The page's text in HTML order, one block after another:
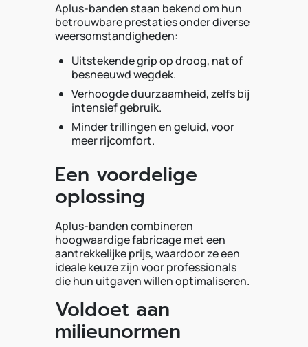
Aplus-banden staan bekend om hun
betrouwbare prestaties onder diverse
weersomstandigheden:
Uitstekende grip op droog, nat of
besneeuwd wegdek.
Verhoogde duurzaamheid, zelfs bij
intensief gebruik.
Minder trillingen en geluid, voor
meer rijcomfort.
Een voordelige
oplossing
Aplus-banden combineren
hoogwaardige fabricage met een
aantrekkelijke prijs, waardoor ze een
ideale keuze zijn voor professionals
die hun uitgaven willen optimaliseren.
Voldoet aan
milieunormen